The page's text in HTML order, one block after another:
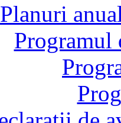
Planuri